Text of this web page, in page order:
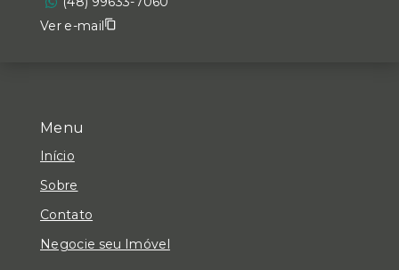
Menu
Início
Sobre
Contato
Negocie seu Imóvel
Ver e-mail